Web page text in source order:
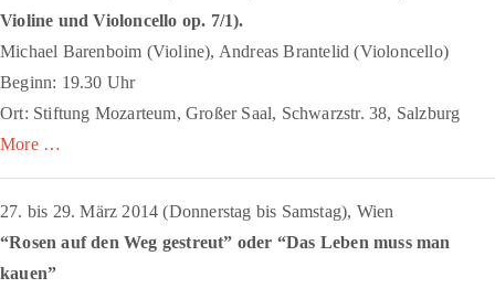
Violine und Violoncello op. 7/1).
Michael Barenboim (Violine), Andreas Brantelid (Violoncello)
Beginn: 19.30 Uhr
Ort: Stiftung Mozarteum, Großer Saal, Schwarzstr. 38, Salzburg
More …
27. bis 29. März 2014 (Donnerstag bis Samstag), Wien
“Rosen auf den Weg gestreut” oder “Das Leben muss man
kauen”